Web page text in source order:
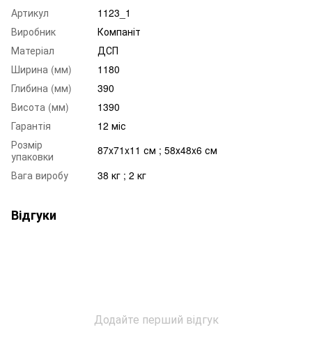
Артикул
1123_1
Виробник
Компаніт
Матеріал
ДСП
Ширина (мм)
1180
Глибина (мм)
390
Висота (мм)
1390
Гарантія
12 міс
Розмір
упаковки
87x71x11 см ; 58х48x6 см
Вага виробу
38 кг ; 2 кг
Відгуки
Додайте перший відгук